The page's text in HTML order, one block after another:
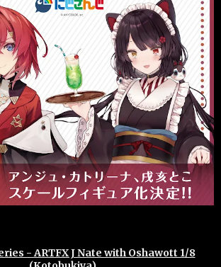
- ARTFX J Nate with Oshawott 1/8